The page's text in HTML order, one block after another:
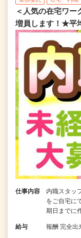
＜人気の在宅ワー
増員します！★平
仕事内容
内職スタッ
をご自宅に
期日までに
給与 報酬 完全出